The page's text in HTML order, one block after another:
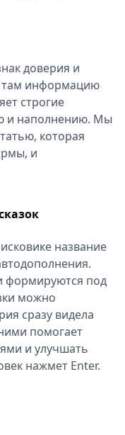
доверия и
там информацию
строгие
и наполнению. Мы
которая
и
название
формируются под
можно
сразу видела
помогает
и улучшать
нажмет Enter.